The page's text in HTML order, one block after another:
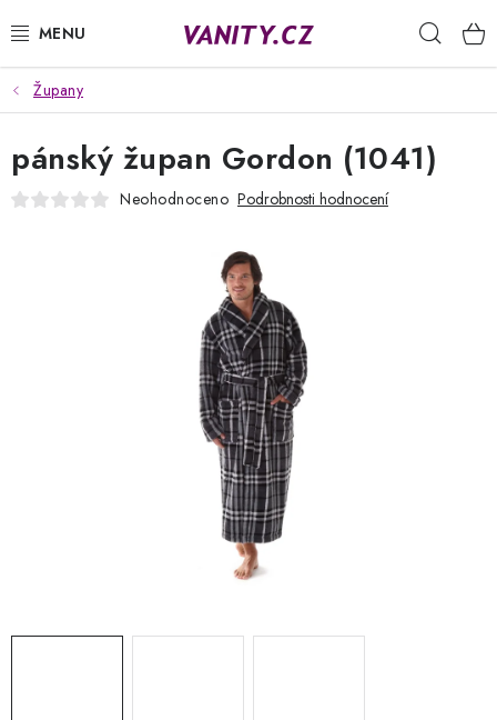
na
KABELKY
SPODNÍ PRÁDLO
PUNČOCHY
Obchodní podmínky
Podmínky ochrany osobních údajů
Napište nám
Župany
pánský župan Gordon (1041)
Neohodnoceno Podrobnosti hodnocení